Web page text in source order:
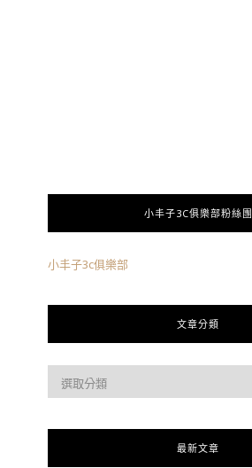
小丰子3C俱樂部粉絲團
小丰子3c俱樂部
文章分類
最新文章